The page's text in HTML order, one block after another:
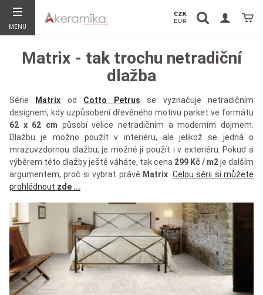
MENU
Vyhledávání Košík
Matrix - tak trochu netradiční
dlažba
Série Matrix od Cotto Petrus se vyznačuje netradičním
designem, kdy uzpůsobení dřevěného motivu parket ve formátu
62 x 62 cm působí velice netradičním a moderním dojmem.
Dlažbu je možno použít v interiéru, ale jelikož se jedná o
mrazuvzdornou dlažbu, je možné ji použít i v exteriéru. Pokud s
výběrem této dlažby ještě váháte, tak cena 299 Kč / m2je dalším
argumentem, proč si vybrat právě Matrix Celou sérii si můžete
prohlédnout zde ...